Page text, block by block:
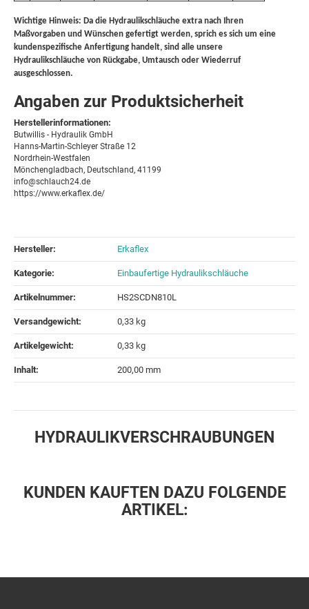
Wichtige Hinweis: Da die Hydraulikschläuche extra nach Ihren
Maßvorgaben und Wünschen gefertigt werden, sprich es sich um eine
kundenspezifische Anfertigung handelt, sind alle unsere
Hydraulikschläuche von Rückgabe, Umtausch oder Wiederruf
ausgeschlossen.
Angaben zur Produktsicherheit
Herstellerinformationen:
Butwillis - Hydraulik GmbH
Hanns-Martin-Schleyer Straße 12
Nordrhein-Westfalen
Mönchengladbach, Deutschland, 41199
info@schlauch24.de
https://www.erkaflex.de/
Hersteller: Erkaflex
Kategorie: Einbaufertige Hydraulikschläuche
Artikelnummer: HS2SCDN810L
Versandgewicht‍: 0,33 kg
Artikelgewicht‍: 0,33 kg
Inhalt‍: 200,00 mm
HYDRAULIKVERSCHRAUBUNGEN
KUNDEN KAUFTEN DAZU FOLGENDE
ARTIKEL: